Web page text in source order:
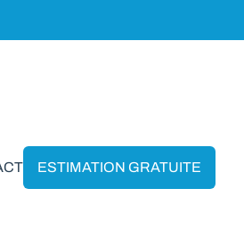
ESTIMATION GRATUITE